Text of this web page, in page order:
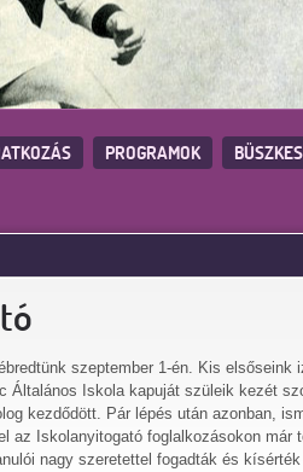
PROGRAMOK
szeptember 1-én. Kis elsőseink
Általános Iskola kapuját szüleik kezét
kezdődött. Pár lépés után azonban,
az Iskolanyitogató foglalkozásokon már
nagy szeretettel fogadták és